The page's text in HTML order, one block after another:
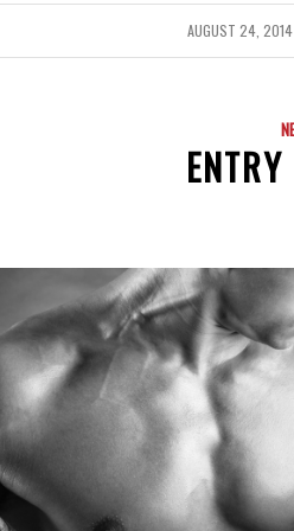
AUGUST 24, 2014
/